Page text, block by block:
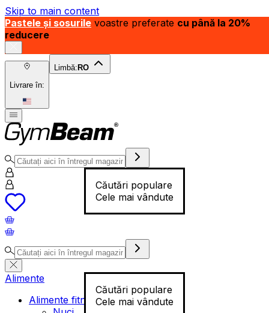
Skip to main content
Pastele și sosurile voastre preferate cu până la 20%
reducere
Livrare în:
Limbă: RO
Căutări populare
Cele mai vândute
Căutări populare
Cele mai vândute
Alimente
Alimente fitness